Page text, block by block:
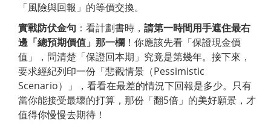
「風險與回報」的等價交換。
實戰防伏金句 ：看計劃書時， 請第一時間用手遮住最右
邊「總預期價值」那一欄 ！你應該先看「保證現金價
值」，問清楚「保證回本期」究竟是第幾年。接下來，
要求經紀列印一份「悲觀情景（Pessimistic
Scenario）」，看看在最差的情況下回報是多少。只有
當你能接受最壞的打算，那份「翻5倍」的美好願景，才
值得你慢慢去期待！